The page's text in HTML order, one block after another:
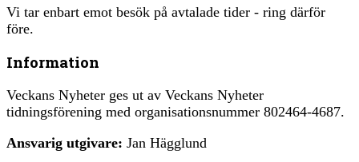
Vi tar enbart emot besök på avtalade tider - ring därför
före.
Information
Veckans Nyheter ges ut av Veckans Nyheter
tidningsförening med organisationsnummer 802464-4687.
Ansvarig utgivare: Jan Hägglund